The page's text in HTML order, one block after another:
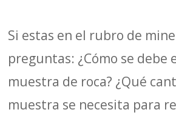
Si estas en el rubro de
preguntas: ¿Cómo se debe
muestra de roca? ¿Qué
muestra se necesita para